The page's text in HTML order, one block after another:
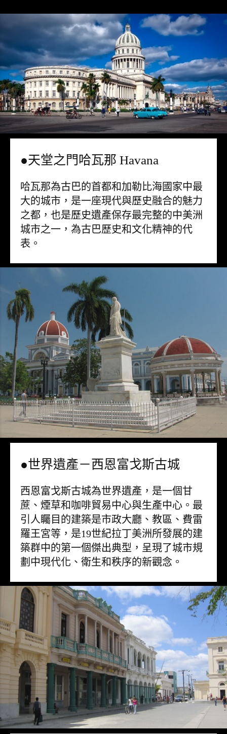
●天堂之門哈瓦那 Havana
哈瓦那為古巴的首都和加勒比海國家中最
大的城市，是一座現代與歷史融合的魅力
之都，也是歷史遺產保存最完整的中美洲
城市之一，為古巴歷史和文化精神的代
表。
●世界遺產－西恩富戈斯古城
西恩富戈斯古城為世界遺產，是一個甘
蔗、煙草和咖啡貿易中心與生產中心。最
引人矚目的建築是市政大廳、教區、費雷
羅王宮等，是19世紀拉丁美洲所發展的建
築群中的第一個傑出典型，呈現了城市規
劃中現代化、衛生和秩序的新觀念。